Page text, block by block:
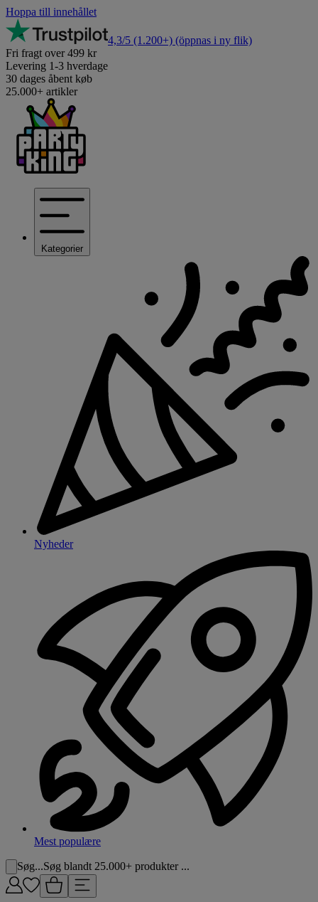
Hoppa till innehållet
4,3/5 (1.200+) (öppnas i ny flik)
Fri fragt over 499 kr
Levering 1-3 hverdage
30 dages åbent køb
25.000+ artikler
Kategorier
Nyheder
Mest populære
Søg...Søg blandt 25.000+ produkter ...